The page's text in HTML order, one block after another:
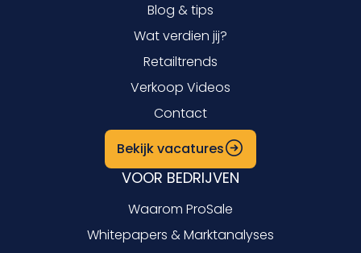
Blog & tips
Wat verdien jij?
Retailtrends
Verkoop Videos
Contact
Bekijk vacatures
VOOR BEDRIJVEN
Waarom ProSale
Whitepapers & Marktanalyses